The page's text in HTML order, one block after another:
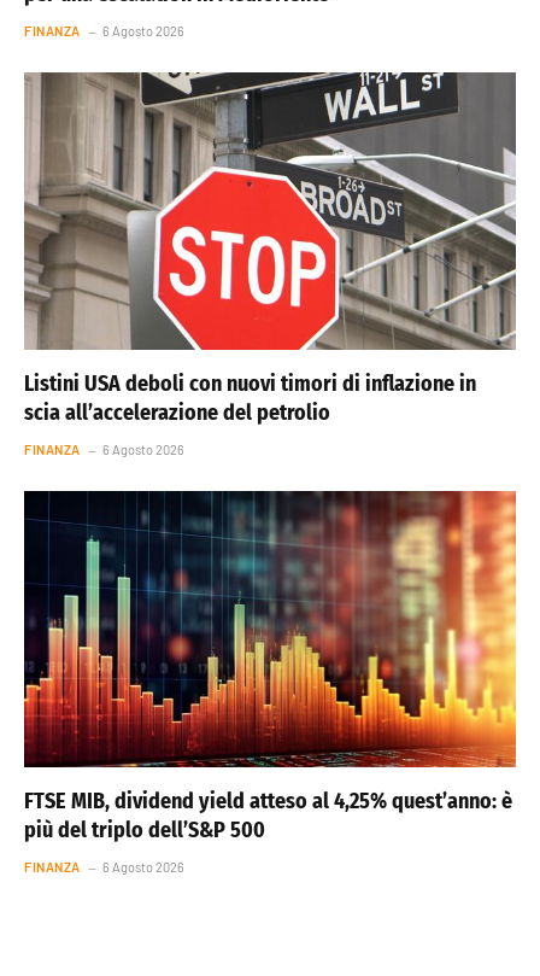
FINANZA 6 Agosto 2026
Listini USA deboli con nuovi timori di inflazione in
scia all’accelerazione del petrolio
FINANZA 6 Agosto 2026
FTSE MIB, dividend yield atteso al 4,25% quest’anno: è
più del triplo dell’S&P 500
FINANZA 6 Agosto 2026